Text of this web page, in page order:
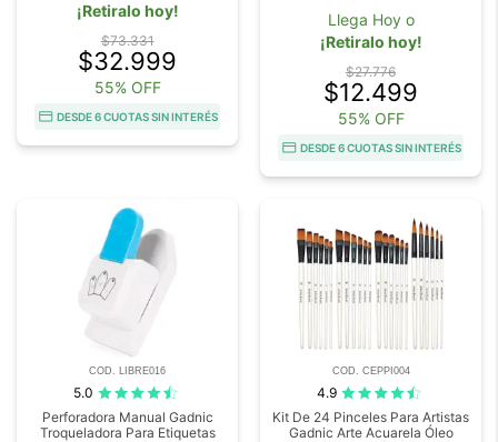
¡Retiralo hoy!
$73.331
$32.999
55% OFF
DESDE 6 CUOTAS SIN INTERÉS
Llega Hoy o
¡Retiralo hoy!
$27.776
$12.499
55% OFF
DESDE 6 CUOTAS SIN INTERÉS
COD. LIBRE016
5.0
Perforadora Manual Gadnic
Troqueladora Para Etiquetas
COD. CEPPI004
4.9
Kit De 24 Pinceles Para Artistas
Gadnic Arte Acuarela Óleo